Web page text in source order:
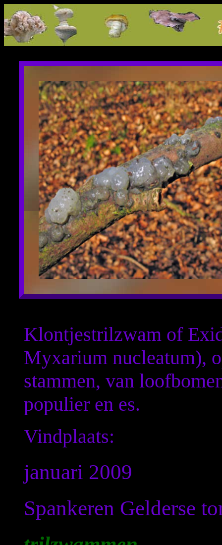
Klontjestrilzwam of
Myxarium nucleatum),
stammen, van
populier en es.
Vindplaats:
januari 2009
Spankeren Gelderse